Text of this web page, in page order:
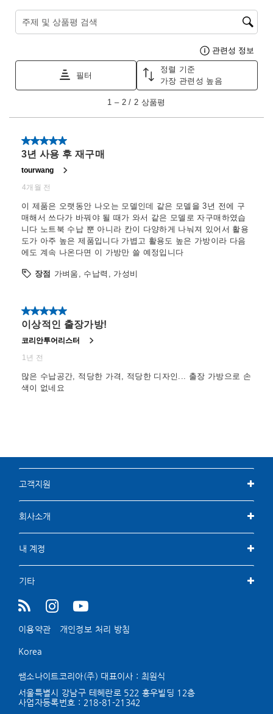
고객지원
회사소개
내 계정
기타
이용약관 개인정보 처리 방침
Korea
쌤소나이트코리아(주) 대표이사 : 최원식
서울특별시 강남구 테헤란로 522 홍우빌딩 12층
사업자등록번호 : 218-81-21342